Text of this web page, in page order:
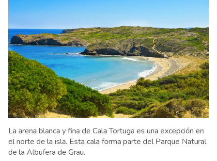
La arena blanca y fina de Cala Tortuga es una excepción en
el norte de la isla. Esta cala forma parte del Parque Natural
de la Albufera de Grau.